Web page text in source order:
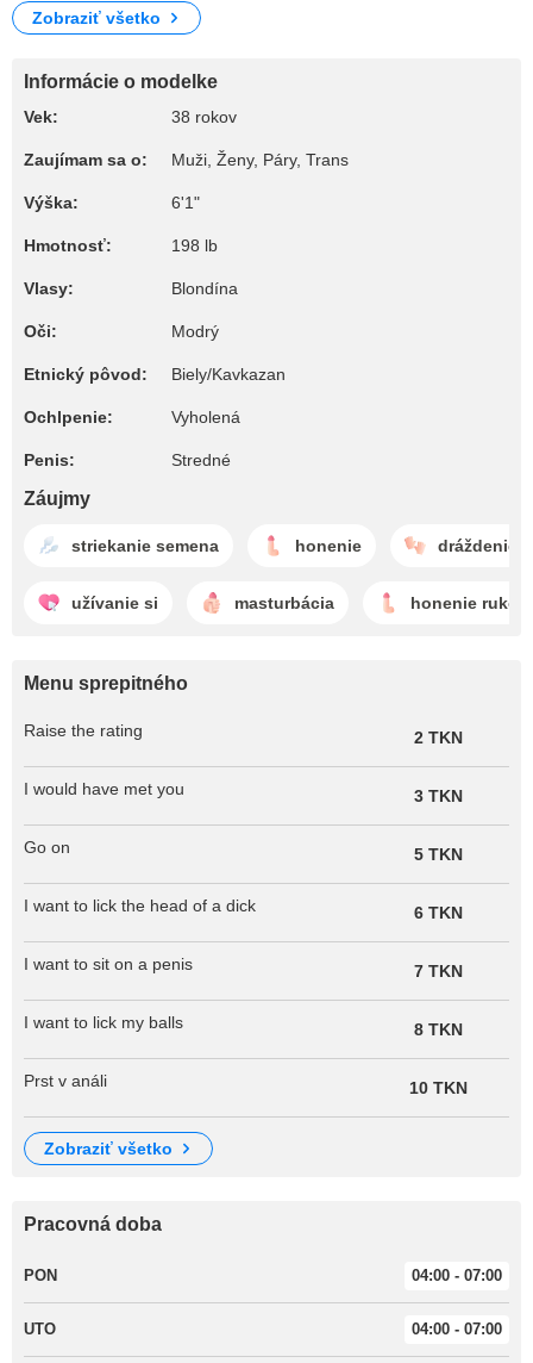
Zobraziť všetko
Informácie o modelke
Vek: 38 rokov
Zaujímam sa o: Muži, Ženy, Páry, Trans
Výška: 6'1"
Hmotnosť: 198 lb
Vlasy: Blondína
Oči: Modrý
Etnický pôvod: Biely/Kavkazan
Ochlpenie: Vyholená
Penis: Stredné
Záujmy
striekanie semena honenie dráždenie
užívanie si masturbácia honenie rukou
Menu sprepitného
Raise the rating 2 TKN
I would have met you 3 TKN
Go on 5 TKN
I want to lick the head of a dick 6 TKN
I want to sit on a penis 7 TKN
I want to lick my balls 8 TKN
Prst v análi 10 TKN
zobraziť všetko
Pracovná doba
PON 04:00 - 07:00
UTO 04:00 - 07:00